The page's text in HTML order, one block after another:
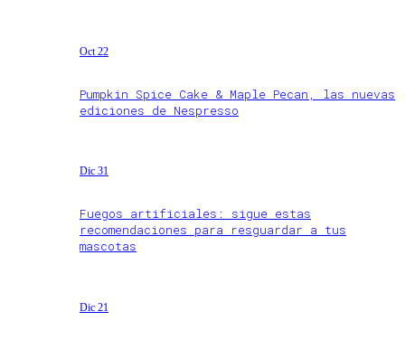
Oct 22
Pumpkin Spice Cake & Maple Pecan, las nuevas
ediciones de Nespresso
Dic 31
Fuegos artificiales: sigue estas
recomendaciones para resguardar a tus
mascotas
Dic 21